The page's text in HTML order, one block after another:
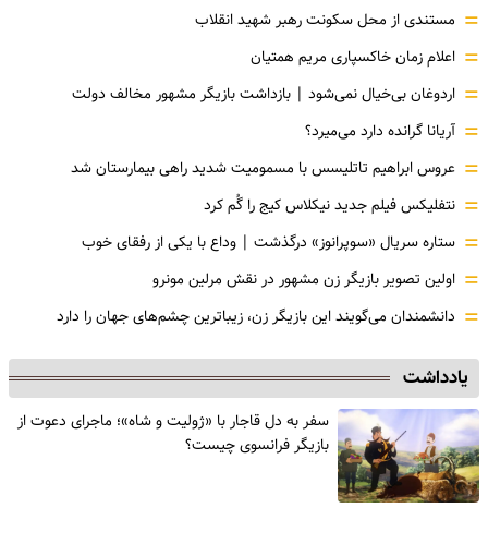
= مستندی از محل سکونت رهبر شهید انقلاب
= اعلام زمان خاکسپاری مریم همتیان
= اردوغان بی‌خیال نمی‌شود | بازداشت بازیگر مشهور مخالف دولت
= آریانا گرانده دارد می‌میرد؟
= عروس ابراهیم تاتلیسس با مسمومیت شدید راهی بیمارستان شد
= نتفلیکس فیلم جدید نیکلاس کیج را گُم کرد
= ستاره سریال «سوپرانوز» درگذشت | وداع با یکی از رفقای خوب
= اولین تصویر بازیگر زن مشهور در نقش مرلین مونرو
= دانشمندان می‌گویند این بازیگر زن، زیباترین چشم‌های جهان را دارد
یادداشت
سفر به دل قاجار با «ژولیت و شاه»؛ ماجرای دعوت از
‌بازیگر فرانسوی چیست؟